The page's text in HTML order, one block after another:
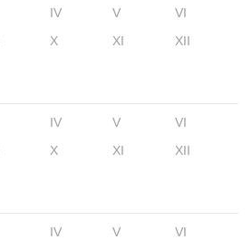
IV V
VI
X XI XII
IV V
VI
X XI XII
IV V
VI